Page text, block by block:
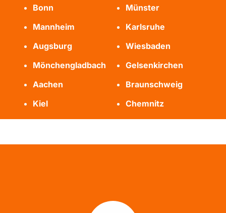
Bonn
Münster
Mannheim
Karlsruhe
Augsburg
Wiesbaden
Mönchengladbach
Gelsenkirchen
Aachen
Braunschweig
Kiel
Chemnitz